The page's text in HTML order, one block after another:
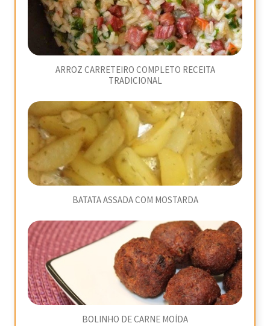
ARROZ CARRETEIRO COMPLETO RECEITA
TRADICIONAL
BATATA ASSADA COM MOSTARDA
BOLINHO DE CARNE MOÍDA